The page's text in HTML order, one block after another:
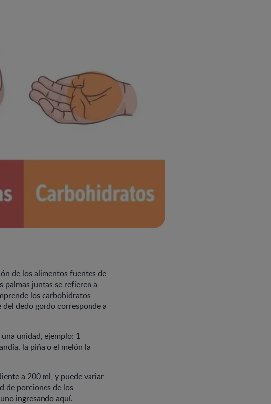
de los alimentos fuentes de
palmas juntas se refieren a
los carbohidratos
dedo gordo corresponde a
unidad, ejemplo: 1
la piña o el melón la
a 200 ml, y puede variar
de porciones de los
ingresandoaquí.